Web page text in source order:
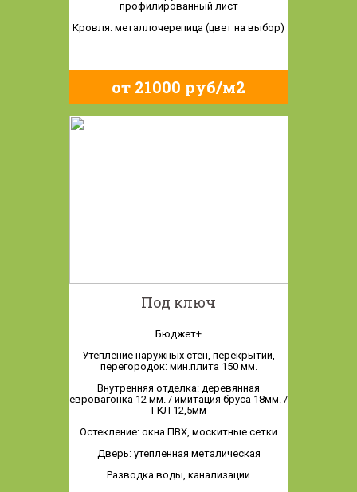
профилированный лист
Кровля: металлочерепица (цвет на выбор)
от 21000 руб/м2
Под ключ
Бюджет+
Утепление наружных стен, перекрытий,
перегородок: мин.плита 150 мм.
Внутренняя отделка: деревянная
евровагонка 12 мм. / имитация бруса 18мм. /
ГКЛ 12,5мм
Остекление: окна ПВХ, москитные сетки
Дверь: утепленная металическая
Разводка воды, канализации